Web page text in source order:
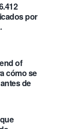
por
of
cómo se
de